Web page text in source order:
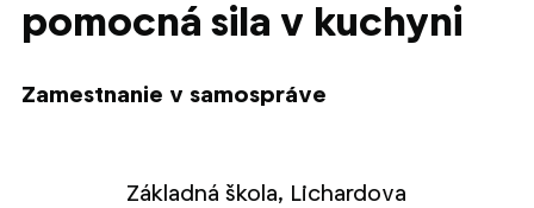
pomocná sila v kuchyni
Zamestnanie v samospráve
Základná škola, Lichardova